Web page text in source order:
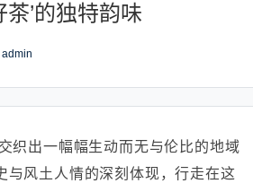
’的独特韵味
admin
织出一幅幅生动而无与伦比的地域
与风土人情的深刻体现，行走在这